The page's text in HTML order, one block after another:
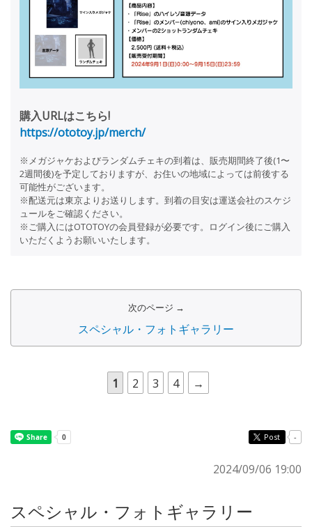
購入URLはこちら!
https://ototoy.jp/merch/
※メガジャケおよびランダムチェキの到着は、販売期間終了後(1〜
2週間後)を予定しておりますが、お住いの地域によっては前後する
可能性がございます。
※配送元は東京よりお送りします。到着の目安は運送会社のスケジ
ュールをご確認ください。
※ご購入にはOTOTOYの会員登録が必要です。ログイン後にご購入
いただくようお願いいたします。
次のページ →
スペシャル・フォトギャラリー
1 2 3 4 →
Post -
2024/09/06 19:00
スペシャル・フォトギャラリー